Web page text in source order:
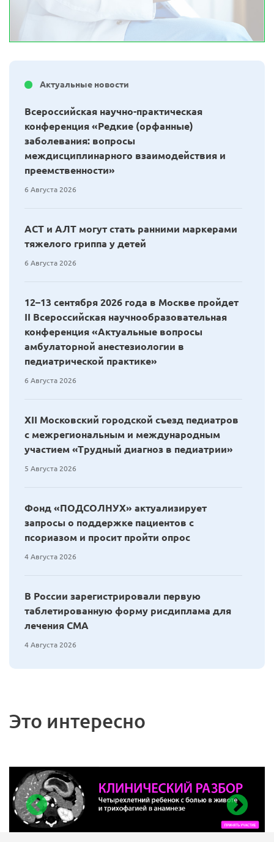
Актуальные новости
Всероссийская научно-практическая
конференция «Редкие (орфанные)
заболевания: вопросы
междисциплинарного взаимодействия и
преемственности»
6 Августа 2026
АСТ и АЛТ могут стать ранними маркерами
тяжелого гриппа у детей
6 Августа 2026
12–13 сентября 2026 года в Москве пройдет
II Всероссийская научнообразовательная
конференция «Актуальные вопросы
амбулаторной анестезиологии в
педиатрической практике»
6 Августа 2026
XII Московский городской съезд педиатров
с межрегиональным и международным
участием «Трудный диагноз в педиатрии»
5 Августа 2026
Фонд «ПОДСОЛНУХ» актуализирует
запросы о поддержке пациентов с
псориазом и просит пройти опрос
4 Августа 2026
В России зарегистрировали первую
таблетированную форму рисдиплама для
лечения СМА
4 Августа 2026
Это интересно